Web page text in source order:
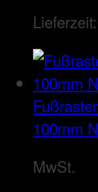
Lieferzeit:
100mm
MwSt.